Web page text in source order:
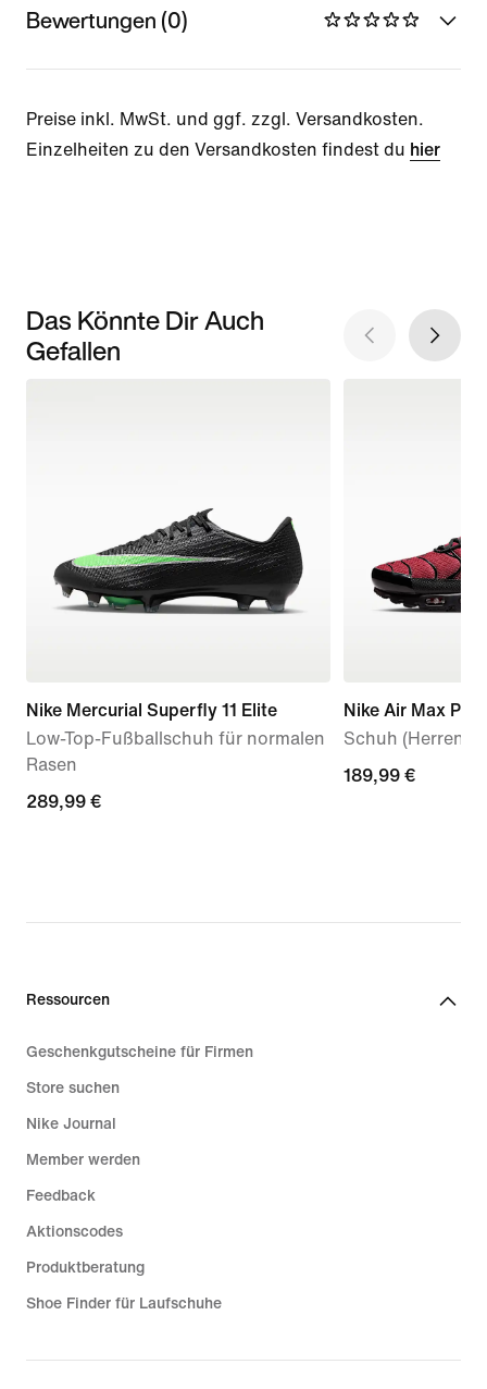
Bewertungen (0)
Preise inkl. MwSt. und ggf. zzgl. Versandkosten.
Einzelheiten zu den Versandkosten findest du hier
Das Könnte Dir Auch
Gefallen
Nike Mercurial Superfly 11 Elite
Low-Top-Fußballschuh für normalen
Rasen
289,99 €
289,99 €
Nike Air Max Plus
Schuh (Herren)
189,99 €
189,99 €
Ressourcen
Geschenkgutscheine für Firmen
Store suchen
Nike Journal
Member werden
Feedback
Aktionscodes
Produktberatung
Shoe Finder für Laufschuhe